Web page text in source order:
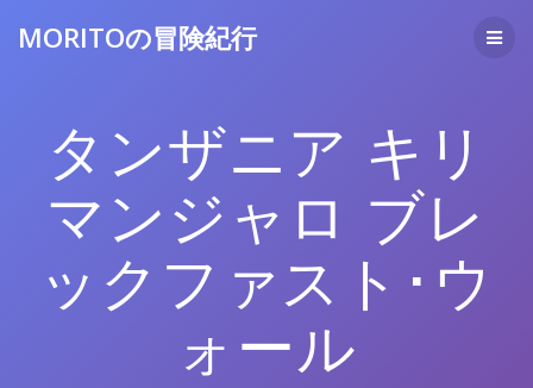
へ
ッ
プ
MORITOの冒険紀行
タンザニア キリ
マンジャロ ブレ
ックファスト･ウ
ォール